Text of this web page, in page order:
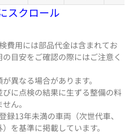
スクロール
費用には部品代金は含まれてお
目安をご確認の際にはご注意く
異なる場合があります。
に点検の結果に生ずる整備の料
ん。
録13年未満の車両（次世代車、
を基準に掲載しています。